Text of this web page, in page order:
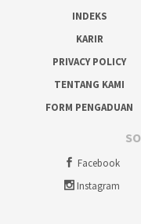
INDEKS
KARIR
PRIVACY POLICY
TENTANG KAMI
FORM PENGADUAN
Facebook
Instagram